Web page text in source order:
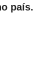
país.